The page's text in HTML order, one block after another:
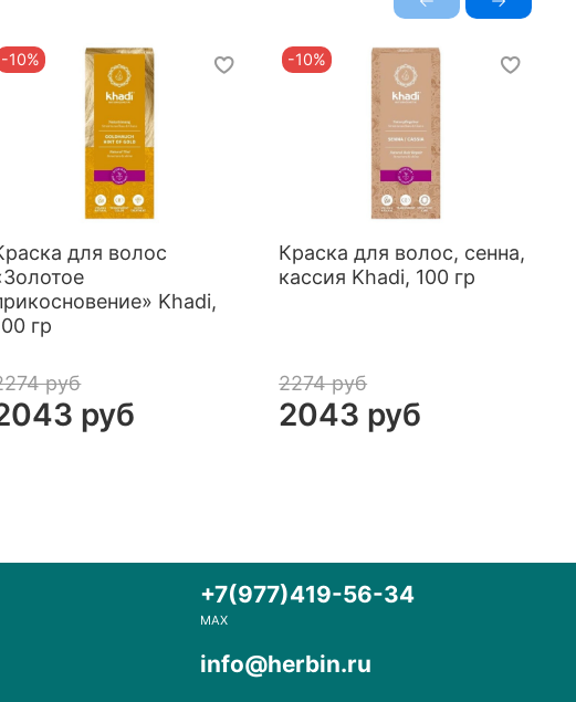
-10%
для волос
Khadi,
гр
руб
руб
-10%
Краска для волос, сенна,
кассия Khadi, 100 гр
2274 руб
2043 руб
+7(977)419-56-34
MAX
info@herbin.ru